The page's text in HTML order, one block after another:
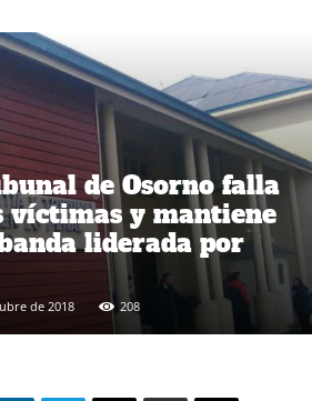
de Osorno falla
víctimas y mantiene
liderada por
de 2018 208